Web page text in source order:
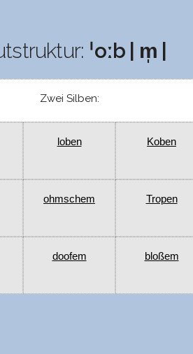
ˈoːb | m̩ |
Zwei Silben:
loben Koben
ohmschem Tropen
doofem bloßem